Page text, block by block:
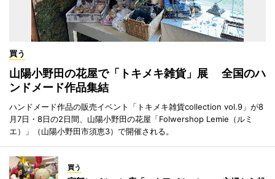
買う
山陽小野田の花屋で「トキメキ雑貨」展 全国のハ
ンドメード作品集結
ハンドメード作品の販売イベント「トキメキ雑貨collection vol.9」が8
月7日・8日の2日間、山陽小野田の花屋「Folwershop Lemie（ルミ
エ）」（山陽小野田市須恵3）で開催される。
買う